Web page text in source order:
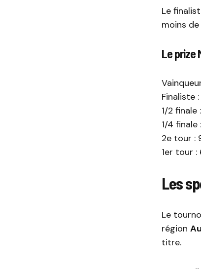
Le
moins de
Le prize
Finaliste
1/2
1/4 finale
2e tour :
1er tour
Les
Le
région
titre.